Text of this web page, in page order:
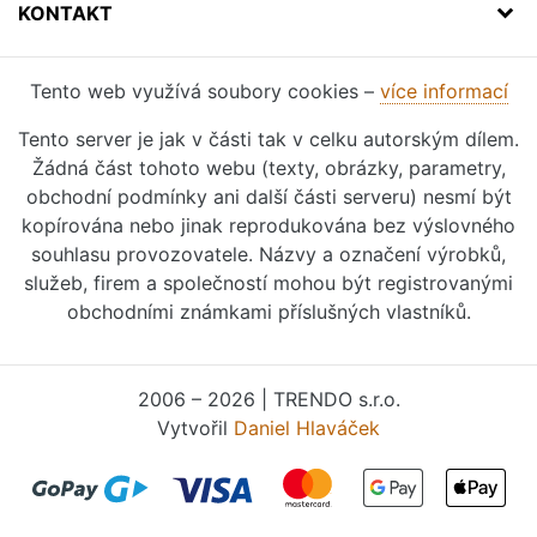
KONTAKT
Tento web využívá soubory cookies – více informací
Tento server je jak v části tak v celku autorským dílem.
Žádná část tohoto webu (texty, obrázky, parametry,
obchodní podmínky ani další části serveru) nesmí být
kopírována nebo jinak reprodukována bez výslovného
souhlasu provozovatele. Názvy a označení výrobků,
služeb, firem a společností mohou být registrovanými
obchodními známkami příslušných vlastníků.
2006 – 2026 | TRENDO s.r.o.
Vytvořil Daniel Hlaváček